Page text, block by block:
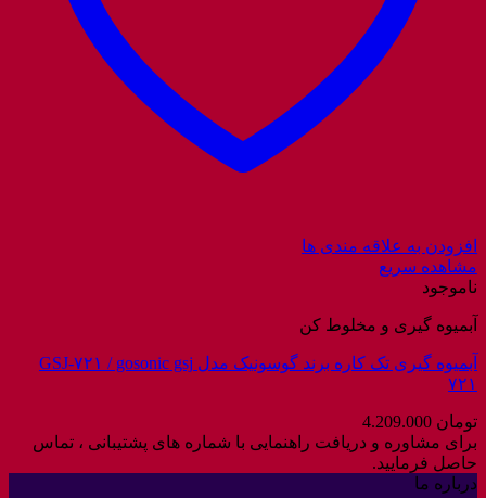
افزودن به علاقه مندی ها
مشاهده سریع
ناموجود
آبمیوه گیری و مخلوط کن
آبمیوه گیری تک کاره برند گوسونیک مدل GSJ-۷۲۱ / gosonic gsj
۷۲۱
تومان
برای مشاوره و دریافت راهنمایی با شماره های پشتیبانی ، تماس
حاصل فرمایید.
درباره ما